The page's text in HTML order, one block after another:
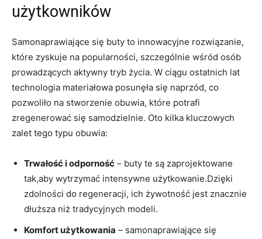
użytkowników
Samonaprawiające się buty to innowacyjne rozwiązanie,
które zyskuje na popularności, szczególnie wśród osób
prowadzących aktywny tryb życia. W ciągu ostatnich lat
technologia materiałowa posunęła się naprzód, co
pozwoliło na stworzenie obuwia, które potrafi
zregenerować się samodzielnie. Oto kilka kluczowych
zalet tego typu obuwia:
Trwałość i odporność – buty te są zaprojektowane
tak,aby wytrzymać intensywne użytkowanie.Dzięki
zdolności do regeneracji, ich żywotność jest znacznie
dłuższa niż tradycyjnych modeli.
Komfort użytkowania – samonaprawiające się